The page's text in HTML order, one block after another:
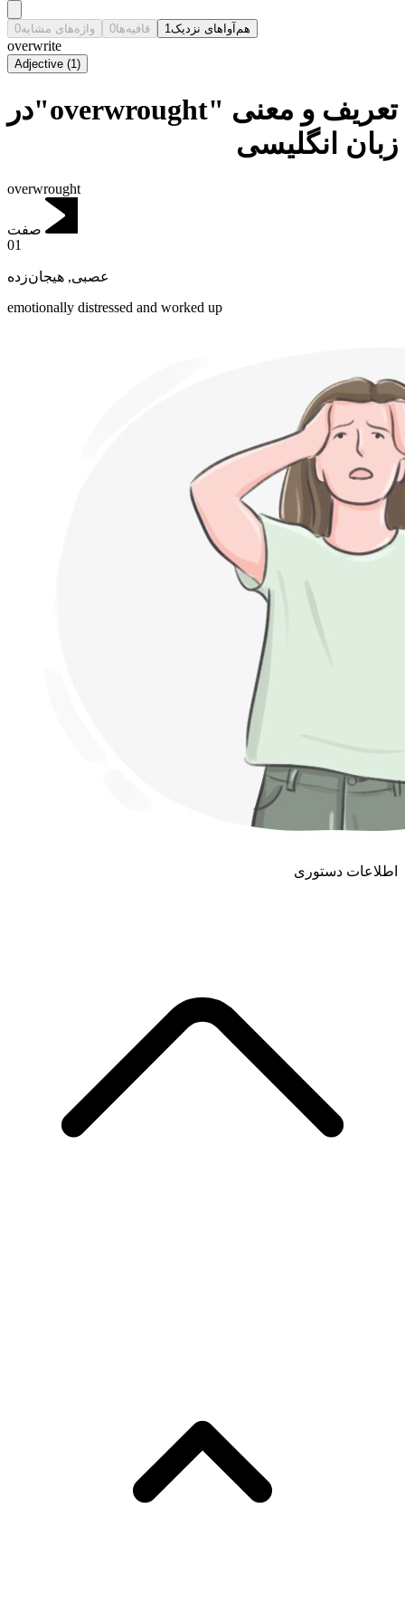
واژه‌های مشابه0 قافیه‌ها0 هم‌آواهای نزدیک1
overwrite
Adjective (1)
تعریف و معنی "overwrought"در
زبان انگلیسی
overwrought
صفت
01
عصبی, هیجان‌زده
emotionally distressed and worked up
اطلاعات دستوری